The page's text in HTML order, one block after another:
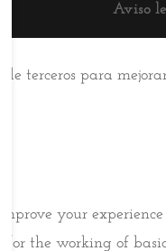
Aviso
de terceros para
improve your
for the working of